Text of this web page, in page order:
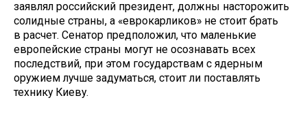
заявлял российский президент, должны насторожить
солидные страны, а «еврокарликов» не стоит брать
в расчет. Сенатор предположил, что маленькие
европейские страны могут не осознавать всех
последствий, при этом государствам с ядерным
оружием лучше задуматься, стоит ли поставлять
технику Киеву.